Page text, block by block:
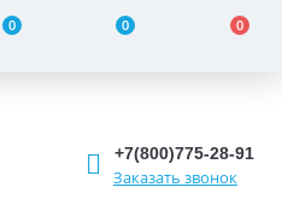
0 0 0
+7(800)775-28-91
Заказать звонок